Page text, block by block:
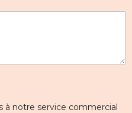
à notre service commercial